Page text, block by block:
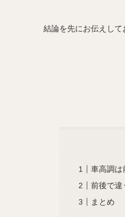
結論を先にお伝えして
車高調は
前後で違
まとめ